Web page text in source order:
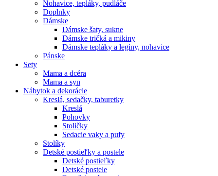
Nohavice, tepláky, pudláče
Doplnky
Dámske
Dámske šaty, sukne
Dámske tričká a mikiny
Dámske tepláky a legíny, nohavice
Pánske
Sety
Mama a dcéra
Mama a syn
Nábytok a dekorácie
Kreslá, sedačky, taburetky
Kreslá
Pohovky
Stoličky
Sedacie vaky a pufy
Stolíky
Detské postieľky a postele
Detské postieľky
Detské postele